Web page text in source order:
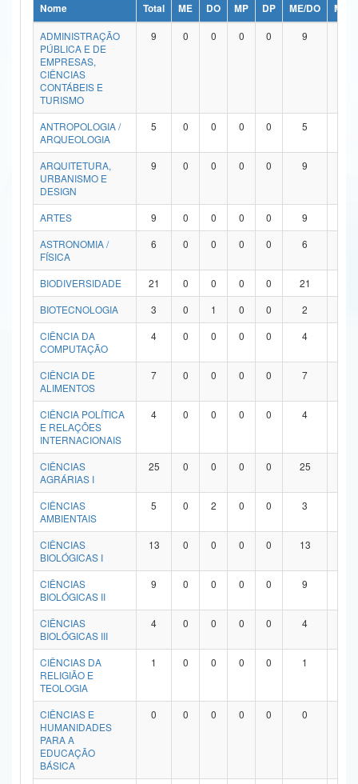
Ministério da Ciência, Tecnologia, Inovações e Comunicações
Ministério do Meio Ambiente
Ministério do Turismo
Ministério do Desenvolvimento Regional
Controladoria-Geral da União
Ministério da Mulher, da Família e dos Direitos Humanos
Secretaria de Governo
Advocacia-Geral da União
Banco Central do Brasil
Nome Total ME DO MP DP ME/DO
MP/
ADMINISTRAÇÃO
PÚBLICA E DE
EMPRESAS,
CIÊNCIAS
CONTÁBEIS E
TURISMO
9 0 0 0 0 9
ANTROPOLOGIA /
ARQUEOLOGIA
5 0 0 0 0 5
ARQUITETURA,
URBANISMO E
DESIGN
9 0 0 0 0 9
ARTES 9 0 0 0 0 9
ASTRONOMIA /
FÍSICA
6 0 0 0 0 6
BIODIVERSIDADE 21 0 0 0 0 21
BIOTECNOLOGIA
3 0 1 0 0 2
CIÊNCIA DA
COMPUTAÇÃO
4 0 0 0 0 4
CIÊNCIA DE
ALIMENTOS
7 0 0 0 0 7
CIÊNCIA POLÍTICA
E RELAÇÕES
INTERNACIONAIS
4 0 0 0 0 4
CIÊNCIAS
AGRÁRIAS I
25 0 0 0 0 25
CIÊNCIAS
AMBIENTAIS
5 0 2 0 0 3
CIÊNCIAS
BIOLÓGICAS I
13 0 0 0 0 13
CIÊNCIAS
BIOLÓGICAS II
9 0 0 0 0 9
CIÊNCIAS
BIOLÓGICAS III
4 0 0 0 0 4
CIÊNCIAS DA
RELIGIÃO E
TEOLOGIA
1 0 0 0 0 1
CIÊNCIAS E
HUMANIDADES
PARA A
EDUCAÇÃO
BÁSICA
0 0 0 0 0 0